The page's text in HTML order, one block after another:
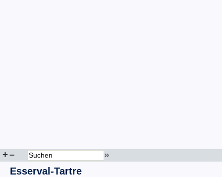
+– »
Esserval-Tartre